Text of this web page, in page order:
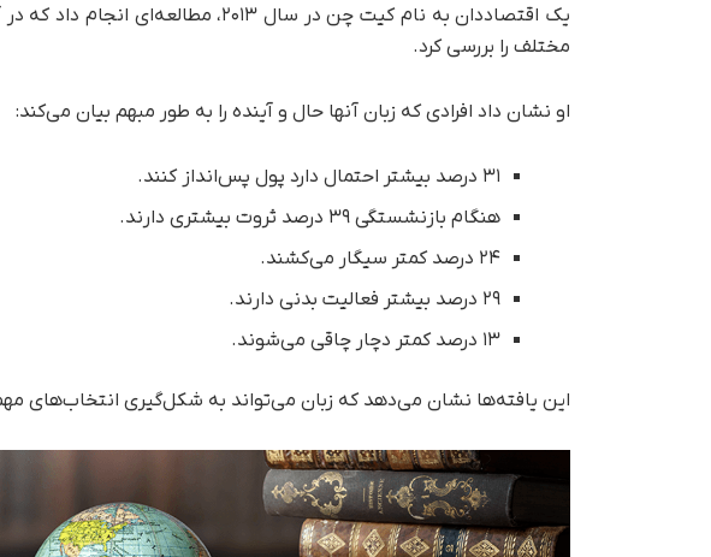
یک اقتصاددان به نام کیت چن در سال
مختلف را بررسی کرد.
او نشان داد افرادی که زبان آنها حال و آینده را به‌ طور مبهم بیان می‌کند:
۳۱ درصد بیشتر احتمال دارد پول پس‌انداز کنند.
هنگام بازنشستگی ۳۹ درصد ثروت بیشتری دارند.
۲۴ درصد کمتر سیگار می‌کشند.
۲۹ درصد بیشتر فعالیت بدنی دارند.
۱۳ درصد کمتر دچار چاقی می‌شوند.
این یافته‌ها نشان می‌دهد که زبان می‌تواند به شکل‌گیری انتخاب‌های